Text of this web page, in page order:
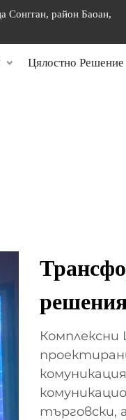
Сонгган, район Баоан,
Цялостно Решение
Комплексни
търговски,